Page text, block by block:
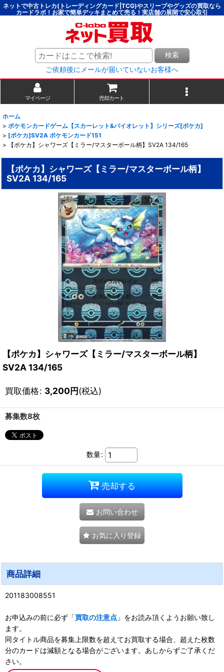
ネットで中古トレカ(トレーディングカード|TCG)やスリーブやグッズの買取なら
カードラボ！お家で簡単デッキまとめて売る！実店舗の展開で安心取引
検索
ご依頼後にメールが届いていないお客様へ
マイページ 売却カート
ホーム
> ポケモンカードゲーム【スカーレット&バイオレット】シリーズ[ポケカ]
> [ポケカ]SV2A ポケモンカード151
>
【ポケカ】シャワーズ【ミラー/マスターボール柄】SV2A 134/165
【ポケカ】シャワーズ【ミラー/マスターボール柄】
SV2A 134/165
【ポケカ】シャワーズ【ミラー/マスターボール柄】
SV2A 134/165
買取価格: 3,200円(税込)
募集数8枚
数量:
売却する
お問い合わせ
お気に入り登録
商品詳細
201183008551
お申込みの前に必ず「買取の注意点 」をお読み頂くようお願い致し
ます。
同タイトル商品を募集上限数を超えてお買取する場合、超えた枚数
分のカードは減額となる場合がございます。あしからずご了承くだ
さい。